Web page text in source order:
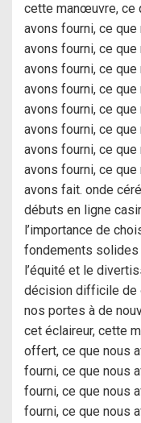
cette manœuvre, ce
avons fourni, ce
avons fourni, ce
avons fourni, ce
avons fourni, ce
avons fourni, ce
avons fourni, ce
avons fourni, ce
avons fourni, ce
avons fait. onde
débuts en ligne
l’importance de
fondements solides
l’équité et le
décision difficile de
nos portes à de
cet éclaireur, cette
offert, ce que nous
fourni, ce que nous
fourni, ce que nous
fourni, ce que nous